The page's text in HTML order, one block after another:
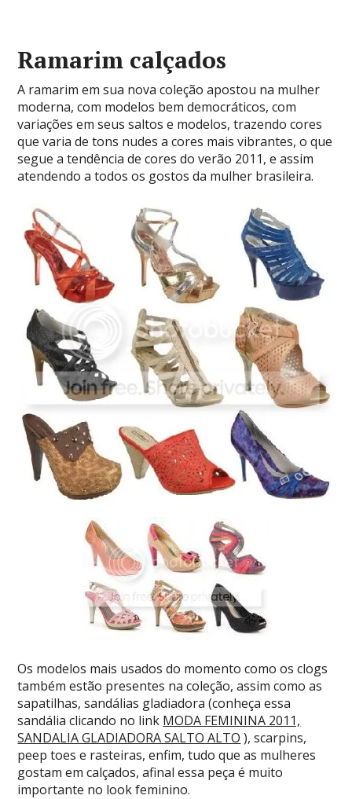
Ramarim calçados
A ramarim em sua nova coleção apostou na mulher
moderna, com modelos bem democráticos, com
variações em seus saltos e modelos, trazendo cores
que varia de tons nudes a cores mais vibrantes, o que
segue a tendência de cores do verão 2011, e assim
atendendo a todos os gostos da mulher brasileira.
Os modelos mais usados do momento como os clogs
também estão presentes na coleção, assim como as
sapatilhas, sandálias gladiadora (conheça essa
sandália clicando no link MODA FEMININA 2011,
SANDALIA GLADIADORA SALTO ALTO ), scarpins,
peep toes e rasteiras, enfim, tudo que as mulheres
gostam em calçados, afinal essa peça é muito
importante no look feminino.